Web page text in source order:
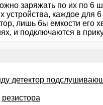
заряжать по их по 6
каждое для
лишь бы емкости его
и подключаются в
детектор